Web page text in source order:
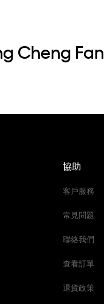
Cheng Fan
協助
客戶服務
常見問題
聯絡我們
查看訂單
退貨政策